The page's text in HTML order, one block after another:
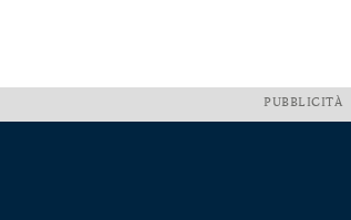
PUBBLICITÀ